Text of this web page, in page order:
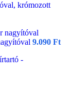
krómozott
9.090 Ft